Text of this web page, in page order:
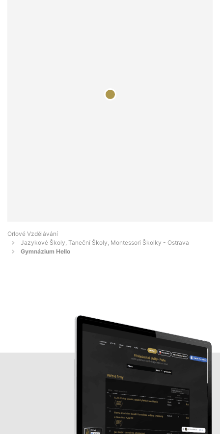
Orlové Vzdělávání
Jazykové Školy, Taneční Školy, Montessori Školky - Ostrava
Gymnázium Hello